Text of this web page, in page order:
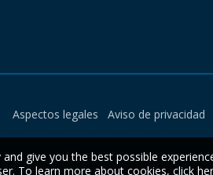
Aspectos legales Aviso de privacidad
give you the best possible
To learn more about cookies, click